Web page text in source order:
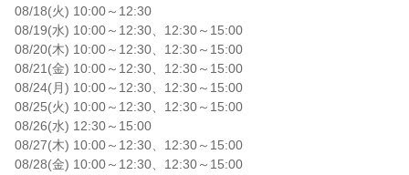
08/18(火) 10:00～12:30
08/19(水) 10:00～12:30、12:30～15:00
08/20(木) 10:00～12:30、12:30～15:00
08/21(金) 10:00～12:30、12:30～15:00
08/24(月) 10:00～12:30、12:30～15:00
08/25(火) 10:00～12:30、12:30～15:00
08/26(水) 12:30～15:00
08/27(木) 10:00～12:30、12:30～15:00
08/28(金) 10:00～12:30、12:30～15:00